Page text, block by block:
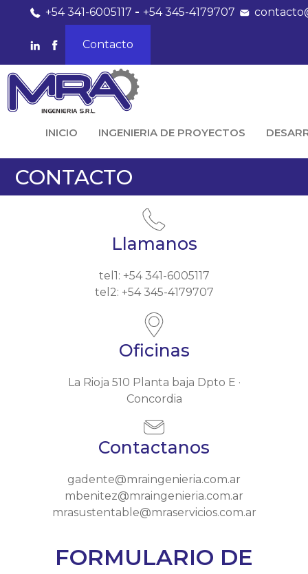
+54 341-6005117 -+54 345-4179707
Contacto
INICIO INGENIERIA DE PROYECTOS
CONTACTO
Llamanos
tel1: +54 341-6005117
tel2: +54 345-4179707
Oficinas
La Rioja 510 Planta baja Dpto E ·
Concordia
Contactanos
gadente@mraingenieria.com.ar
mbenitez@mraingenieria.com.ar
mrasustentable@mraservicios.com.ar
FORMULARIO DE